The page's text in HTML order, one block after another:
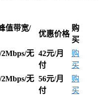
值带宽/
优惠价格
购
买
无 42元/月
付
购
买
无 56元/月
付
购
买